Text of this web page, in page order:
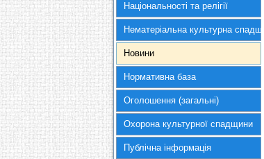
Національності та релігії
Нематеріальна культурна
Новини
Нормативна база
Оголошення (загальні)
Охорона культурної спадщини
Публічна інформація